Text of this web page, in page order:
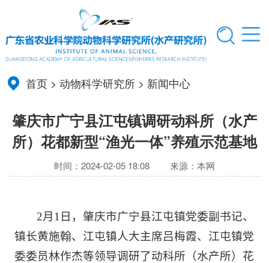
首页 >动物科学研究所 > 新闻中心
肇庆市广宁县江屯镇调研动科所（水产
所）花都新型“渔光一体”养殖示范基地
时间：2024-02-05 18:08 来源：本网
2月 1 日，肇庆市广宁县江屯镇党委副书记、
镇长黄施翰、江屯镇人大主席吕梅霞、江屯镇党
委委员林作杰等领导调研了动科所（水产所）花